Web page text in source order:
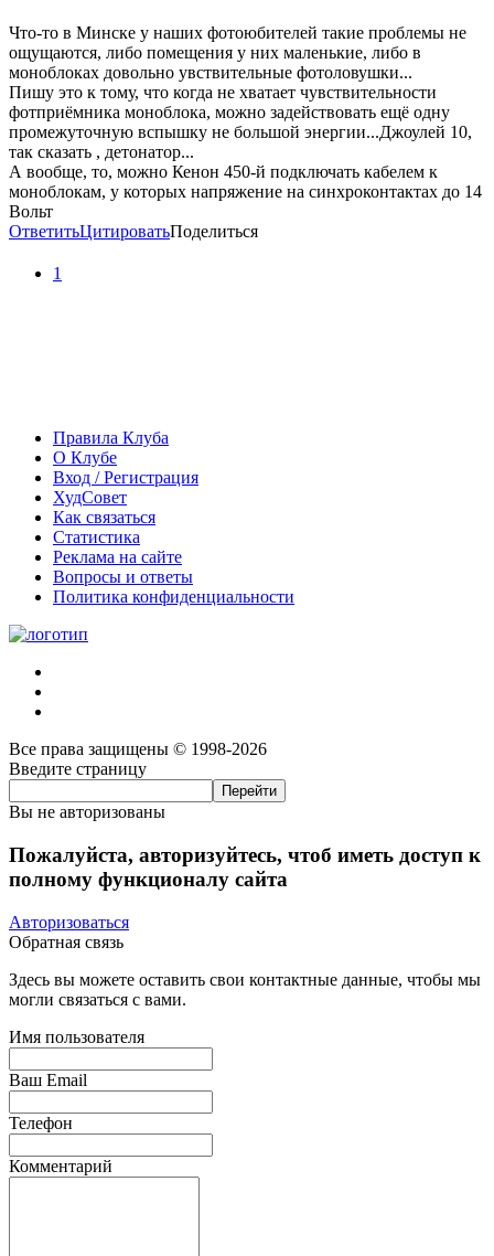
Что-то в Минске у наших фотоюбителей такие проблемы не
ощущаются, либо помещения у них маленькие, либо в
моноблоках довольно увствительные фотоловушки...
Пишу это к тому, что когда не хватает чувствительности
фотприёмника моноблока, можно задействовать ещё одну
промежуточную вспышку не большой энергии...Джоулей 10,
так сказать , детонатор...
А вообще, то, можно Кенон 450-й подключать кабелем к
моноблокам, у которых напряжение на синхроконтактах до 14
Вольт
ОтветитьЦитироватьПоделиться
1
Правила Клуба
О Клубе
Вход / Регистрация
ХудСовет
Как связаться
Статистика
Реклама на сайте
Вопросы и ответы
Политика конфиденциальности
Все права защищены © 1998-2026
Введите страницу
Вы не авторизованы
Пожалуйста, авторизуйтесь, чтоб иметь доступ к
полному функционалу сайта
Авторизоваться
Обратная связь
Здесь вы можете оставить свои контактные данные, чтобы мы
могли связаться с вами.
Имя пользователя
Ваш Email
Телефон
Комментарий